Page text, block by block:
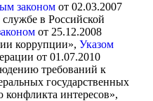
законом от 02.03.2007
в Российской
от 25.12.2008
коррупции», Указом
от 01.07.2010
требований к
государственных
интересов»,